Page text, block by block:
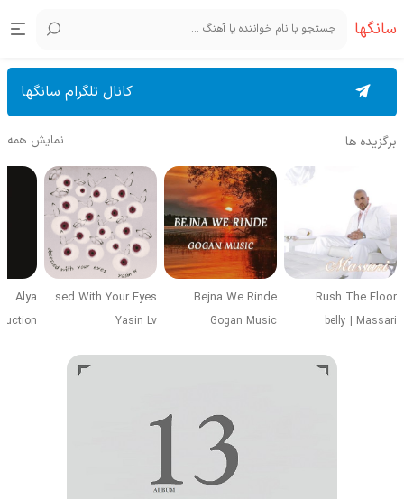
سانگها
کانال تلگرام سانگها
برگزیده ها نمایش همه
Rush The Floor
belly | Massari
Bejna We Rinde
Gogan Music
Obsessed With Your Eyes
Yasin Lv
Alya